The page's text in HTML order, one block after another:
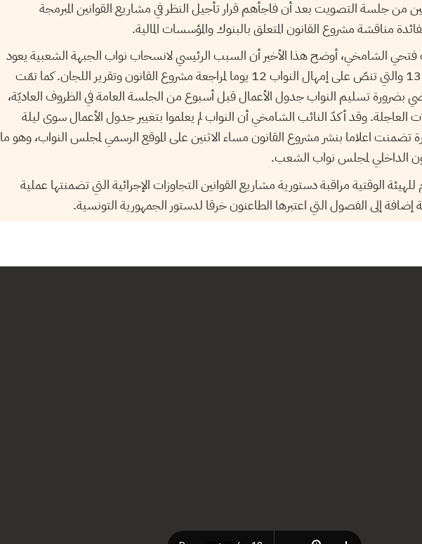
من جلسة التصويت بعد أن فاجأهم قرار تأجيل النظر في مشاريع القوانين المبرمجة
مناقشة مشروع القانون المتعلق بالبنوك والمؤسسات المالية.
فتحي الشامخي، أوضح هذا الأخير أن السبب الرئيسي لانسحاب نواب الجبهة الشعبية يعود
إلى خرق الفصول 82 و138 والتي تنصّ على إمهال النواب 12 يوما لمراجعة مشروع القانون وتقرير اللجان. كما تمّت
الفصل 85 القاضي بضرورة تسليم النواب جدول الأعمال قبل أسبوع من الجلسة العامة في الظروف العاديّة،
الحالات العاجلة. وقد أكدّ النائب الشامخي أن النواب لم يعلموا بتغيير جدول الأعمال سوى ليلة
تضمنت اعلاما بنشر مشروع القانون مساء الاثنين على الموقع الرسمي لمجلس النواب، وهو ما
الداخلي لمجلس نواب الشعب.
الوقتية مراقبة دستورية مشاريع القوانين التجاوزات الإجرائية التي تضمنتها عملية
إضافة إلى الفصول التي اعتبرها الطاعنون خرقا لدستور الجمهورية التونسية.